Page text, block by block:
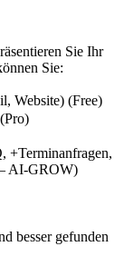
Sie Ihr
Sie:
Website) (Free)
(Pro)
+Terminanfragen,
AI-GROW)
besser gefunden